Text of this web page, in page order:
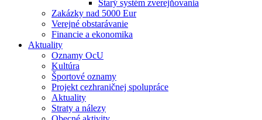
Starý systém zverejňovania
Zakázky nad 5000 Eur
Verejné obstarávanie
Financie a ekonomika
Aktuality
Oznamy OcU
Kultúra
Športové oznamy
Projekt cezhraničnej spolupráce
Aktuality
Straty a nálezy